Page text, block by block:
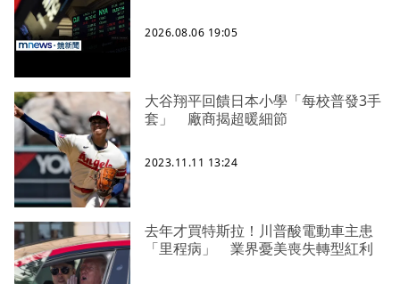
2026.08.06 19:05
大谷翔平回饋日本小學「每校普發3手
套」 廠商揭超暖細節
2023.11.11 13:24
去年才買特斯拉！川普酸電動車主患
「里程病」 業界憂美喪失轉型紅利